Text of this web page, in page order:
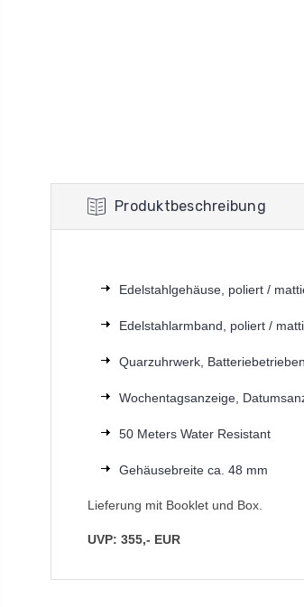
Produktbeschreibung
Edelstahlgehäuse, poliert /
Edelstahlarmband, poliert /
Quarzuhrwerk, Batteriebetrieben
Wochentagsanzeige,
50 Meters Water Resistant
Gehäusebreite ca. 48 mm
Lieferung mit Booklet und Box.
UVP: 355,- EUR